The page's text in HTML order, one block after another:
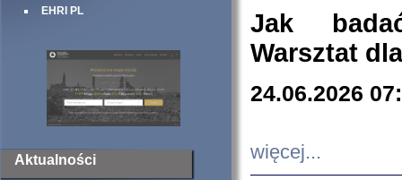
EHRI PL
Aktualności
Jak
Warsztat
24.06.2026
więcej...